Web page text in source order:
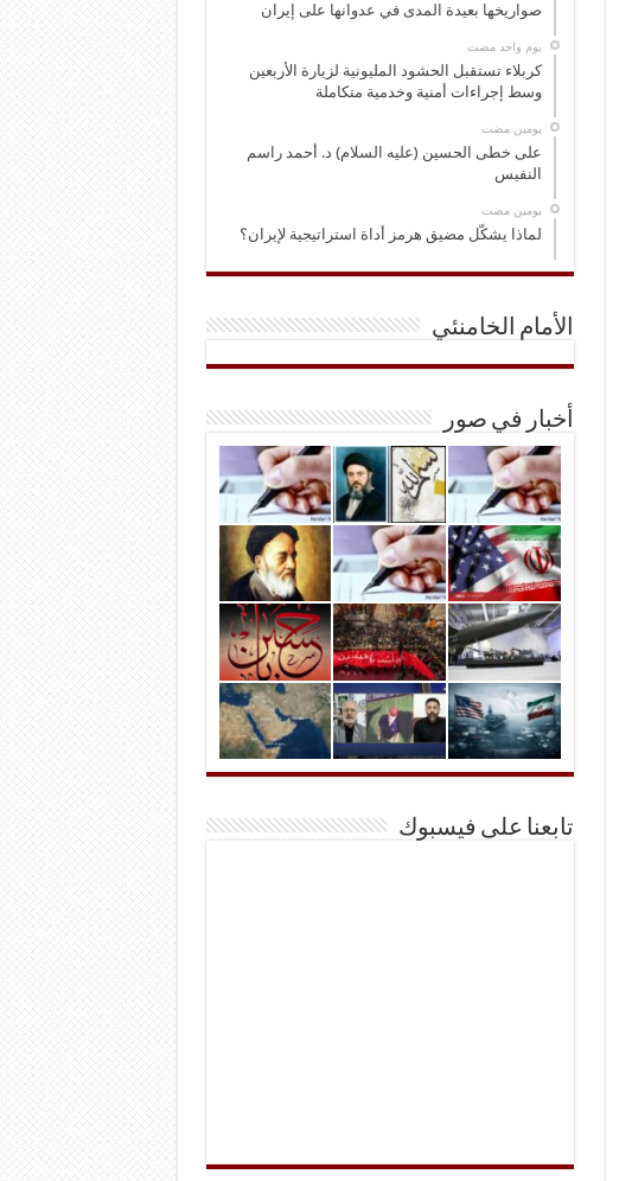
صواريخها بعيدة المدى في عدوانها على إيران
‏يوم واحد مضت
كربلاء تستقبل الحشود المليونية لزيارة الأربعين
وسط إجراءات أمنية وخدمية متكاملة
‏يومين مضت
على خطى الحسين (عليه السلام) د. أحمد راسم
النفيس
‏يومين مضت
لماذا يشكّل مضيق هرمز أداة استراتيجية لإيران؟
الأمام الخامنئي
أخبار في صور
تابعنا على فيسبوك